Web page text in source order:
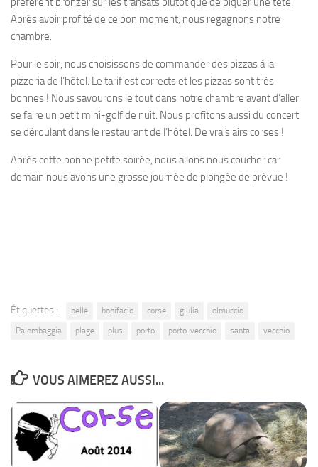
Après avoir profité de ce bon moment, nous regagnons notre
chambre.
Pour le soir, nous choisissons de commander des pizzas à la
pizzeria de l’hôtel. Le tarif est corrects et les pizzas sont très
bonnes ! Nous savourons le tout dans notre chambre avant d’aller
se faire un petit mini-golf de nuit. Nous profitons aussi du concert
se déroulant dans le restaurant de l’hôtel. De vrais airs corses !
Après cette bonne petite soirée, nous allons nous coucher car
demain nous avons une grosse journée de plongée de prévue !
Étiquettes : belle bonifacio corse giulia
olmuccio
Palombaggia
plage plus porto porto-vecchio santa vecchio
VOUS AIMEREZ AUSSI...